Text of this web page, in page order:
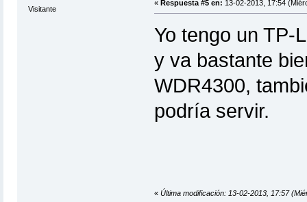
Visitante
« Respuesta #5 en: 13-02-2013, 17:54
Yo tengo un TP-
y va bastante
WDR4300,
podría servir.
« Última modificación: 13-02-2013, 17:57